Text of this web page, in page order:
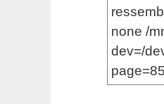
none /
dev=/